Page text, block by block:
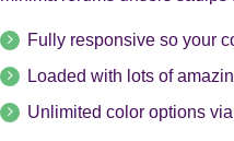
Fully responsive so your
Loaded with lots of
Unlimited color options